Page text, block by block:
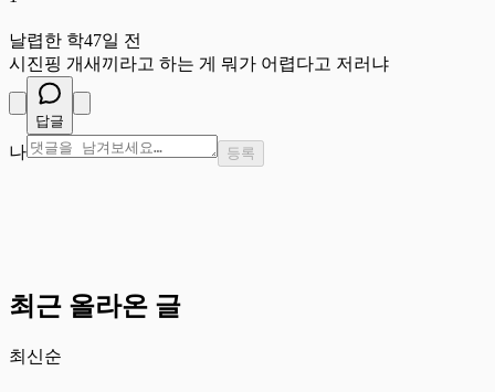
날렵한 학47일 전
시진핑 개새끼라고 하는 게 뭐가 어렵다고 저러냐
답글
나 등록
최근 올라온 글
최신순